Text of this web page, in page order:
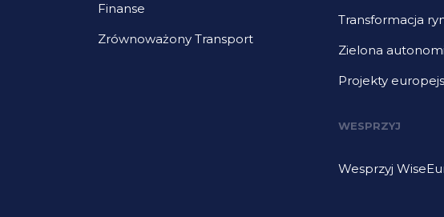
Finanse
Zrównoważony Transport
Transformacja
Zielona
Projekty
WESPRZYJ
Wesprzyj